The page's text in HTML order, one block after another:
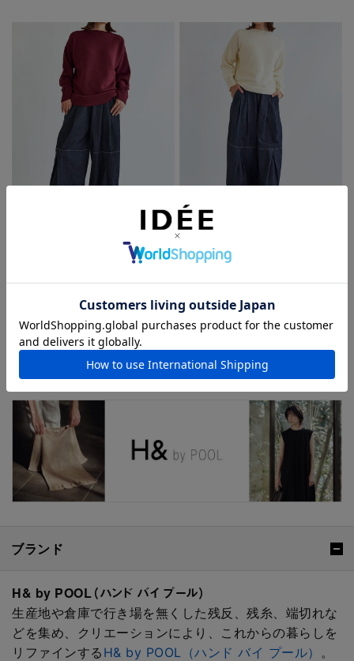
ユニセックスで着られます
なデザインで、M・Lの2サイズからお選びいただけま
す。
H& by POOLシリーズの全ラインナップはこちら
ブランド
H& by POOL（ハンド バイ プール）
生産地や倉庫で行き場を無くした残反、残糸、端切れな
どを集め、クリエーションにより、これからの暮らしを
リファインする H& by POOL（ハンド バイ プール）
。